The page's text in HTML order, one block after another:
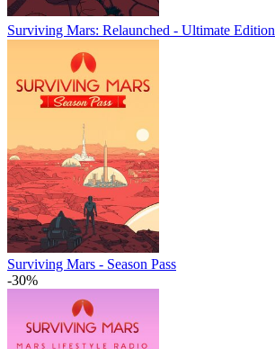
Surviving Mars: Relaunched - Ultimate Edition
Surviving Mars - Season Pass
-30%